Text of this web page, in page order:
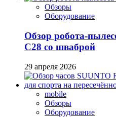
Обзоры
Оборудование
Обзор робота-
C28 со шваброй
29 апреля 2026
mobile
Обзоры
Оборудование